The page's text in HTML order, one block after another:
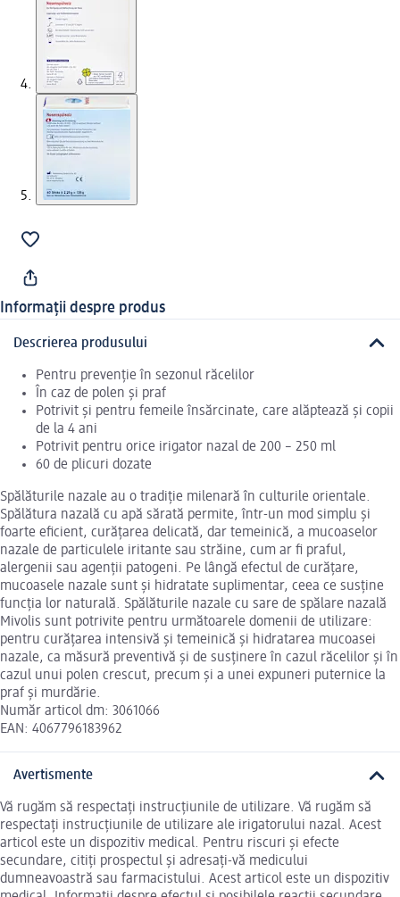
Informații despre produs
Descrierea produsului
Pentru prevenție în sezonul răcelilor
În caz de polen și praf
Potrivit și pentru femeile însărcinate, care alăptează și copii
de la 4 ani
Potrivit pentru orice irigator nazal de 200 – 250 ml
60 de plicuri dozate
Spălăturile nazale au o tradiție milenară în culturile orientale.
Spălătura nazală cu apă sărată permite, într-un mod simplu și
foarte eficient, curățarea delicată, dar temeinică, a mucoaselor
nazale de particulele iritante sau străine, cum ar fi praful,
alergenii sau agenții patogeni. Pe lângă efectul de curățare,
mucoasele nazale sunt și hidratate suplimentar, ceea ce susține
funcția lor naturală. Spălăturile nazale cu sare de spălare nazală
Mivolis sunt potrivite pentru următoarele domenii de utilizare:
pentru curățarea intensivă și temeinică și hidratarea mucoasei
nazale, ca măsură preventivă și de susținere în cazul răcelilor și în
cazul unui polen crescut, precum și a unei expuneri puternice la
praf și murdărie.
Număr articol dm: 3061066
EAN: 4067796183962
Avertismente
Vă rugăm să respectați instrucțiunile de utilizare. Vă rugăm să
respectați instrucțiunile de utilizare ale irigatorului nazal. Acest
articol este un dispozitiv medical. Pentru riscuri și efecte
secundare, citiți prospectul și adresați-vă medicului
dumneavoastră sau farmacistului. Acest articol este un dispozitiv